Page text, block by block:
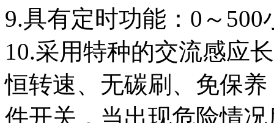
9.具有定时功能：0～
10.采用特种的交流感应
恒转速、无碳刷、免保
件开关，当出现危险情